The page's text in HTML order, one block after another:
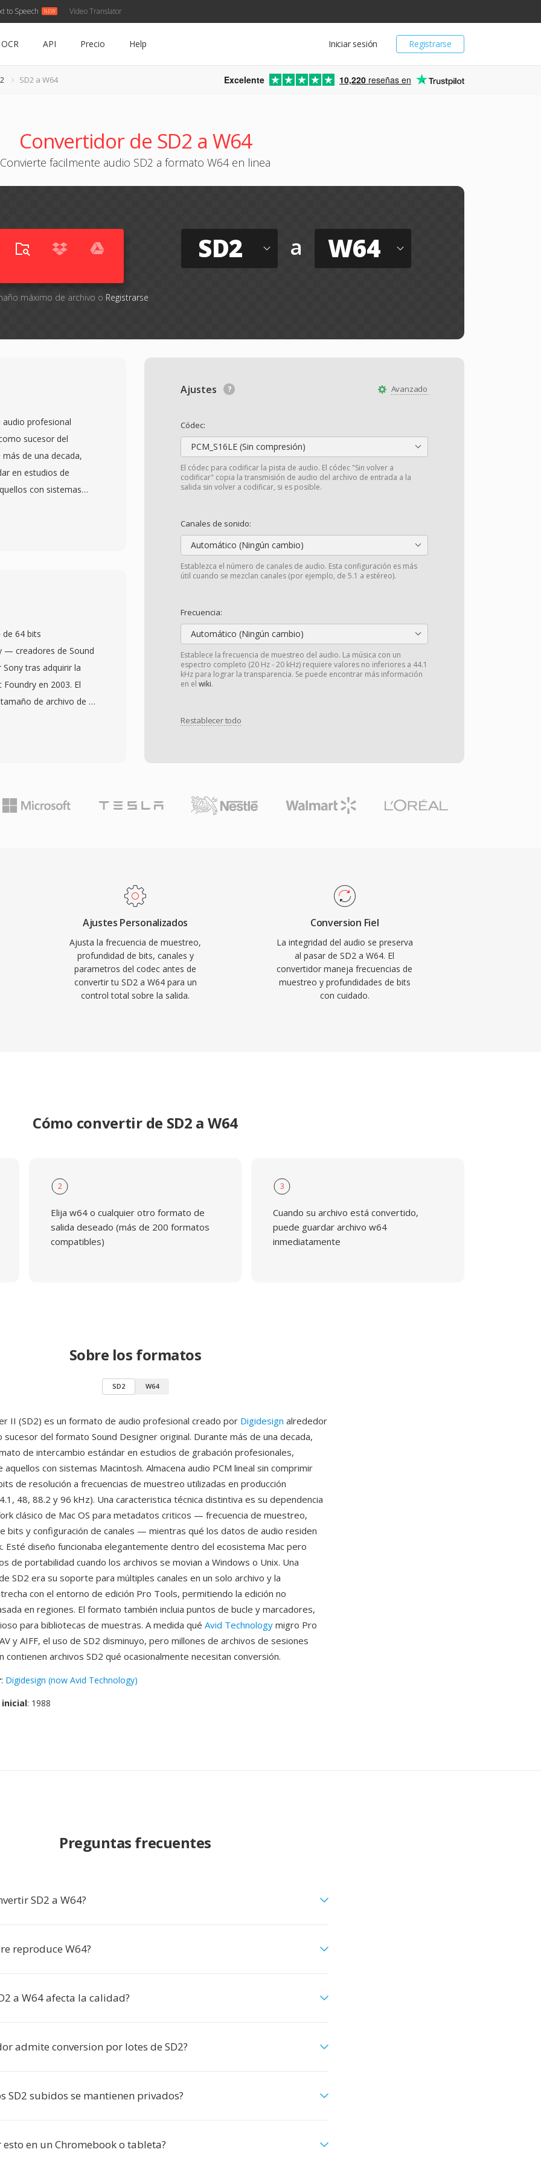
to Speech Video Translator
Registrarse
Iniciar sesión
OCR API Precio Help
SD2 a W64 Excelente 10,220 reseñas en
Convertidor de SD2 a W64
Convierte facilmente audio SD2 a formato W64 en linea
máximo de archivo o Registrarse
SD2 a W64
Avanzado
Ajustes
Códec:
PCM_S16LE (Sin compresión)
El códec para codificar la pista de audio. El códec "Sin volver a
codificar" copia la transmisión de audio del archivo de entrada a la
salida sin volver a codificar, si es posible.
Canales de sonido:
Automático (Ningún cambio)
Establezca el número de canales de audio. Esta configuración es más
útil cuando se mezclan canales (por ejemplo, de 5.1 a estéreo).
Frecuencia:
Automático (Ningún cambio)
Establece la frecuencia de muestreo del audio. La música con un
espectro completo (20 Hz - 20 kHz) requiere valores no inferiores a 44.1
kHz para lograr la transparencia. Se puede encontrar más información
en el wiki.
Restablecer todo
audio profesional
sucesor del
de una decada,
en estudios de
con sistemas
con hasta
diseño funcionaba
a Windows o Unix.
múltiples canales
con el entorno de
destructiva basada
de muestras. A
de 64 bits
— creadores de Sound
tras adquirir la
en 2003. El
de archivo de 4
de 32 bits de
caracteres. Esté
alcancen tamaños
para la
de conciertos en
Forge, Audacity y
profesionales
y
y productores qué
duración y alta
Ajustes Personalizados
Ajusta la frecuencia de muestreo,
profundidad de bits, canales y
parametros del codec antes de
convertir tu SD2 a W64 para un
control total sobre la salida.
Conversion Fiel
La integridad del audio se preserva
al pasar de SD2 a W64. El
convertidor maneja frecuencias de
muestreo y profundidades de bits
con cuidado.
Cómo convertir de SD2 a W64
2
Elija w64 o cualquier otro formato de
salida deseado (más de 200 formatos
compatibles)
3
Cuando su archivo está convertido,
puede guardar archivo w64
inmediatamente
Sobre los formatos
SD2 W64
II (SD2) es un formato de audio profesional creado por Digidesign alrededor
sucesor del formato Sound Designer original. Durante más de una decada,
de intercambio estándar en estudios de grabación profesionales,
aquellos con sistemas Macintosh. Almacena audio PCM lineal sin comprimir
de resolución a frecuencias de muestreo utilizadas en producción
48, 88.2 y 96 kHz). Una caracteristica técnica distintiva es su dependencia
clásico de Mac OS para metadatos criticos — frecuencia de muestreo,
bits y configuración de canales — mientras qué los datos de audio residen
Esté diseño funcionaba elegantemente dentro del ecosistema Mac pero
de portabilidad cuando los archivos se movian a Windows o Unix. Una
SD2 era su soporte para múltiples canales en un solo archivo y la
con el entorno de edición Pro Tools, permitiendo la edición no
en regiones. El formato también incluia puntos de bucle y marcadores,
para bibliotecas de muestras. A medida qué Avid Technology migro Pro
y AIFF, el uso de SD2 disminuyo, pero millones de archivos de sesiones
contienen archivos SD2 qué ocasionalmente necesitan conversión.
: Digidesign (now Avid Technology)
inicial: 1988
Preguntas frecuentes
SD2 a W64?
reproduce W64?
a W64 afecta la calidad?
admite conversion por lotes de SD2?
SD2 subidos se mantienen privados?
esto en un Chromebook o tableta?